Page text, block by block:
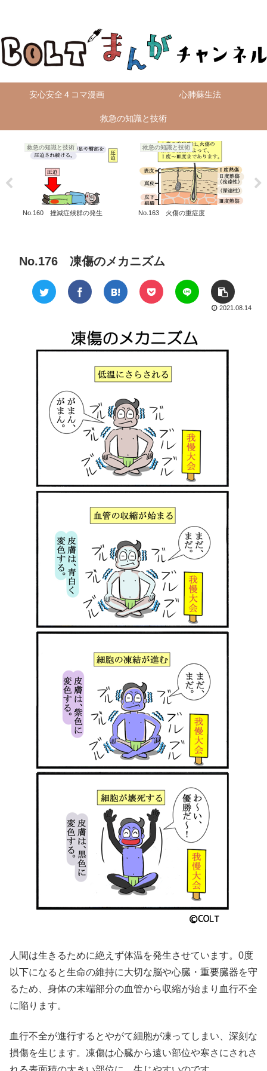
安心安全４コマ漫画 心肺蘇生法
救急の知識と技術
救急の知識と技術
No.160 挫滅症候群の発生
救急の知識と技術
No.163 火傷の重症度
No.176 凍傷のメカニズム
2021.08.14
人間は生きるために絶えず体温を発生させています。0度
以下になると生命の維持に大切な脳や心臓・重要臓器を守
るため、身体の末端部分の血管から収縮が始まり血行不全
に陥ります。
血行不全が進行するとやがて細胞が凍ってしまい、深刻な
損傷を生じます。凍傷は心臓から遠い部位や寒さにされさ